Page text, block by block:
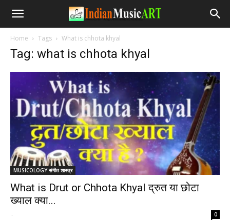
Home Tags What is chhota khyal
Tag: what is chhota khyal
MUSICOLOGY संगीत शास्त्र
What is Drut or Chhota Khyal द्रुत या छोटा
ख्याल क्या...
- 0